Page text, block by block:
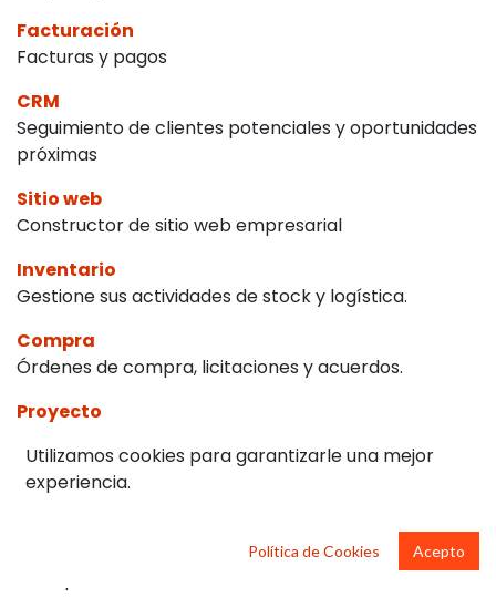
Facturación
Facturas y pagos
CRM
Seguimiento de clientes potenciales y oportunidades
próximas
Sitio web
Constructor de sitio web empresarial
Inventario
Gestione sus actividades de stock y logística.
Compra
Órdenes de compra, licitaciones y acuerdos.
Proyecto
Comercio electrónico
Utilizamos cookies para garantizarle una mejor
experiencia.
Política de Cookies Acepto